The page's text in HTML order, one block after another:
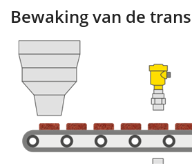
Bewaking van de